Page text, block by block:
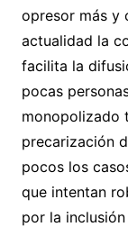
opresor más y
actualidad la
facilita la
pocas
monopolizado
precarización
pocos los
que intentan
por la